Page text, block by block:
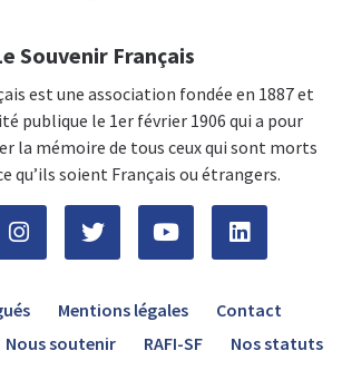
Souvenir Français
est une association fondée en 1887 et
publique le 1er février 1906 qui a pour
la mémoire de tous ceux qui sont morts
qu’ils soient Français ou étrangers.
Mentions légales
Contact
Nous soutenir RAFI-SF Nos statuts